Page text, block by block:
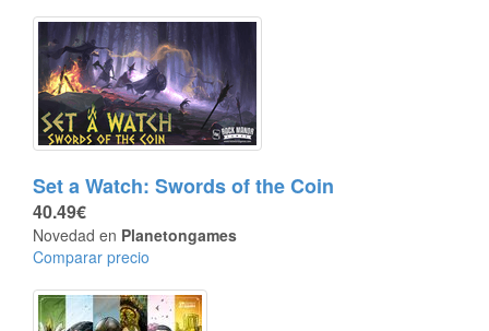
Set a Watch: Swords of the Coin
40.49€
Novedad en Planetongames
Comparar precio